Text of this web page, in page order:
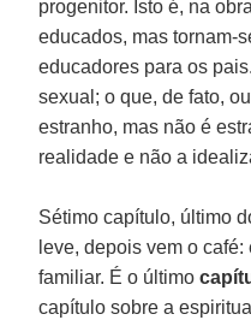
progenitor. Isto é, na
educados, mas tornam-
educadores para os
sexual; o que, de fato,
estranho, mas não é
realidade e não a
Sétimo capítulo, último
leve, depois vem o
familiar. É o último
capítulo sobre a